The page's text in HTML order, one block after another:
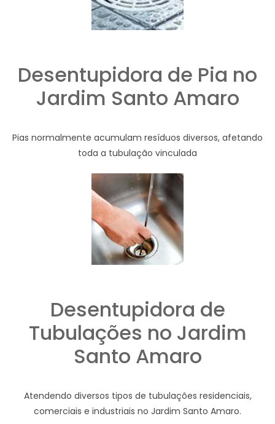
Desentupidora de Pia no
Jardim Santo Amaro
Pias normalmente acumulam resíduos diversos, afetando
toda a tubulação vinculada
Desentupidora de
Tubulações no Jardim
Santo Amaro
Atendendo diversos tipos de tubulações residenciais,
comerciais e industriais no Jardim Santo Amaro.